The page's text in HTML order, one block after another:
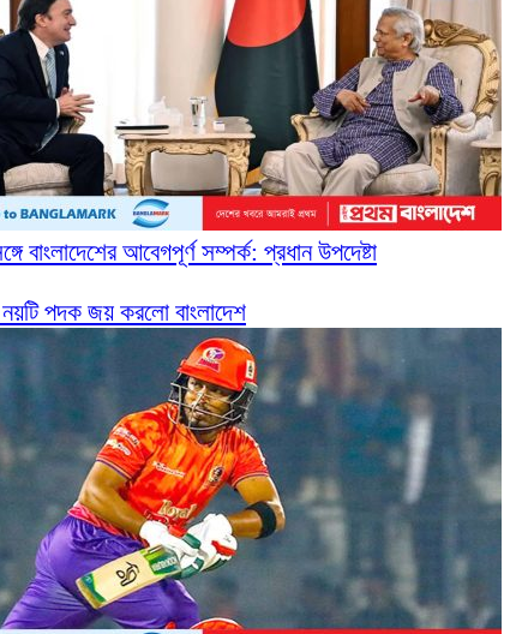
বাংলাদেশের আবেগপূর্ণ সম্পর্ক: প্রধান উপদেষ্টা
পদক জয় করলো বাংলাদেশ